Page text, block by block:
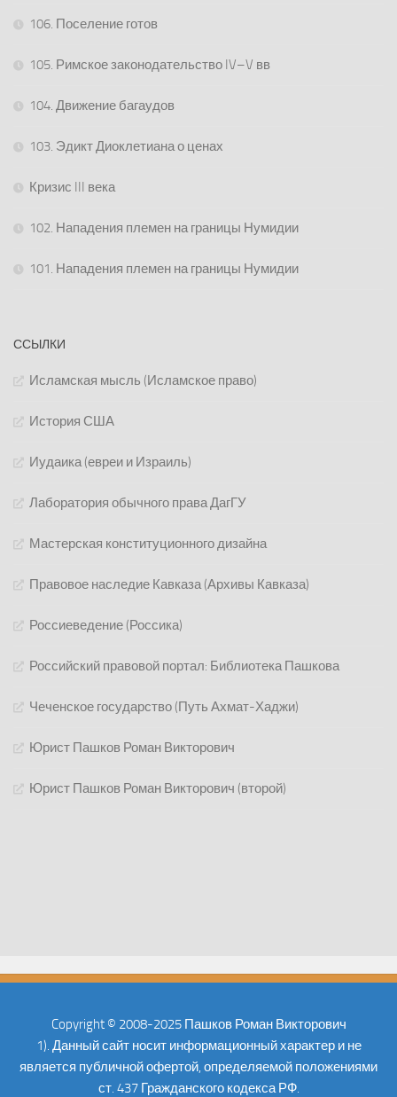
106. Поселение готов
105. Римское законодательство IV–V вв
104. Движение багаудов
103. Эдикт Диоклетиана о ценах
Кризис III века
102. Нападения племен на границы Нумидии
101. Нападения племен на границы Нумидии
ССЫЛКИ
Исламская мысль (Исламское право)
История США
Иудаика (евреи и Израиль)
Лаборатория обычного права ДагГУ
Мастерская конституционного дизайна
Правовое наследие Кавказа (Архивы Кавказа)
Россиеведение (Россика)
Российский правовой портал: Библиотека Пашкова
Чеченское государство (Путь Ахмат-Хаджи)
Юрист Пашков Роман Викторович
Юрист Пашков Роман Викторович (второй)
Copyright © 2008-2025 Пашков Роман Викторович
1). Данный сайт носит информационный характер и не
является публичной офертой, определяемой положениями
ст. 437 Гражданского кодекса РФ.